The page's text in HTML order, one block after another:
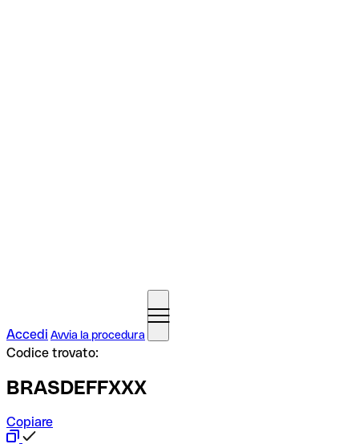
Accedi Avvia la procedura
Codice trovato:
BRASDEFFXXX
Copiare